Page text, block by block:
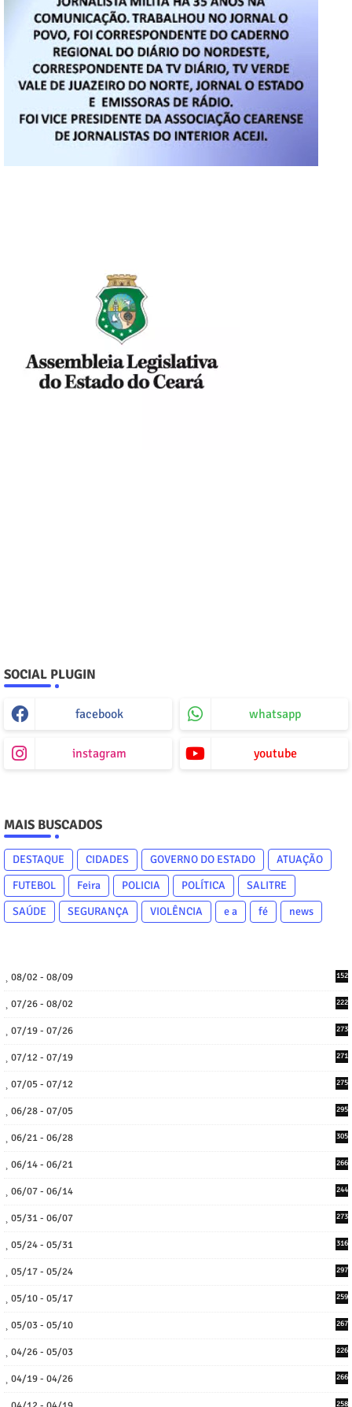
SOCIAL PLUGIN
facebook whatsapp
instagram youtube
MAIS BUSCADOS
DESTAQUE CIDADES GOVERNO DO ESTADO
ATUAÇÃO
FUTEBOL
Feira POLICIA POLÍTICA
SALITRE
SAÚDE
SEGURANÇA VIOLÊNCIA e a fé news
08/02 - 08/09 152
07/26 - 08/02 222
07/19 - 07/26 273
07/12 - 07/19 271
07/05 - 07/12 275
06/28 - 07/05 295
06/21 - 06/28 305
06/14 - 06/21 266
06/07 - 06/14 244
05/31 - 06/07 273
05/24 - 05/31 316
05/17 - 05/24 297
05/10 - 05/17 259
05/03 - 05/10 267
04/26 - 05/03 226
04/19 - 04/26 266
258